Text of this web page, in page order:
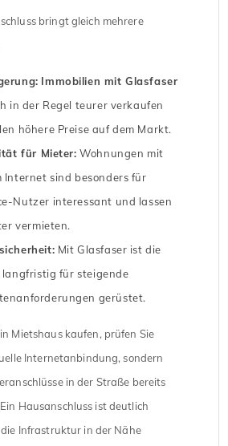
bringt gleich mehrere
Immobilien mit Glasfaser
in der Regel teurer verkaufen
höhere Preise auf dem Markt.
für Mieter: Wohnungen mit
Internet sind besonders für
Nutzer interessant und lassen
vermieten.
Mit Glasfaser ist die
langfristig für steigende
gerüstet.
Mietshaus kaufen, prüfen Sie
Internetanbindung, sondern
in der Straße bereits
Hausanschluss ist deutlich
Infrastruktur in der Nähe